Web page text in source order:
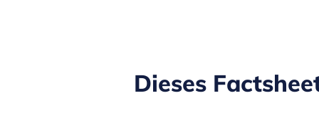
Dieses